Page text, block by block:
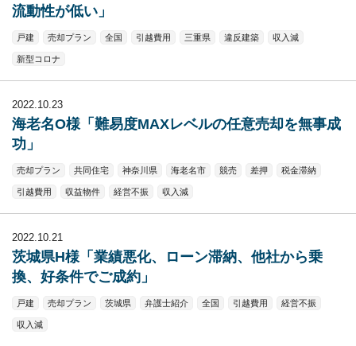
流動性が低い」
戸建 売却プラン 全国 引越費用 三重県 違反建築 収入減
新型コロナ
2022.10.23
海老名O様「難易度MAXレベルの任意売却を無事成
功」
売却プラン 共同住宅 神奈川県 海老名市 競売 差押 税金滞納
引越費用 収益物件 経営不振 収入減
2022.10.21
茨城県H様「業績悪化、ローン滞納、他社から乗
換、好条件でご成約」
戸建 売却プラン 茨城県 弁護士紹介 全国 引越費用 経営不振
収入減